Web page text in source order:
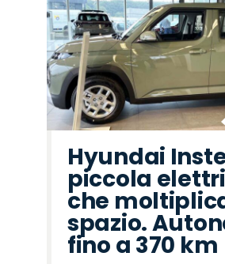
Hyundai
piccola
che
spazio.
fino a 370 km